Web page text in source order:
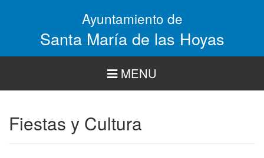
Ayuntamiento de
Santa María de las Hoyas
MENU
Fiestas y Cultura